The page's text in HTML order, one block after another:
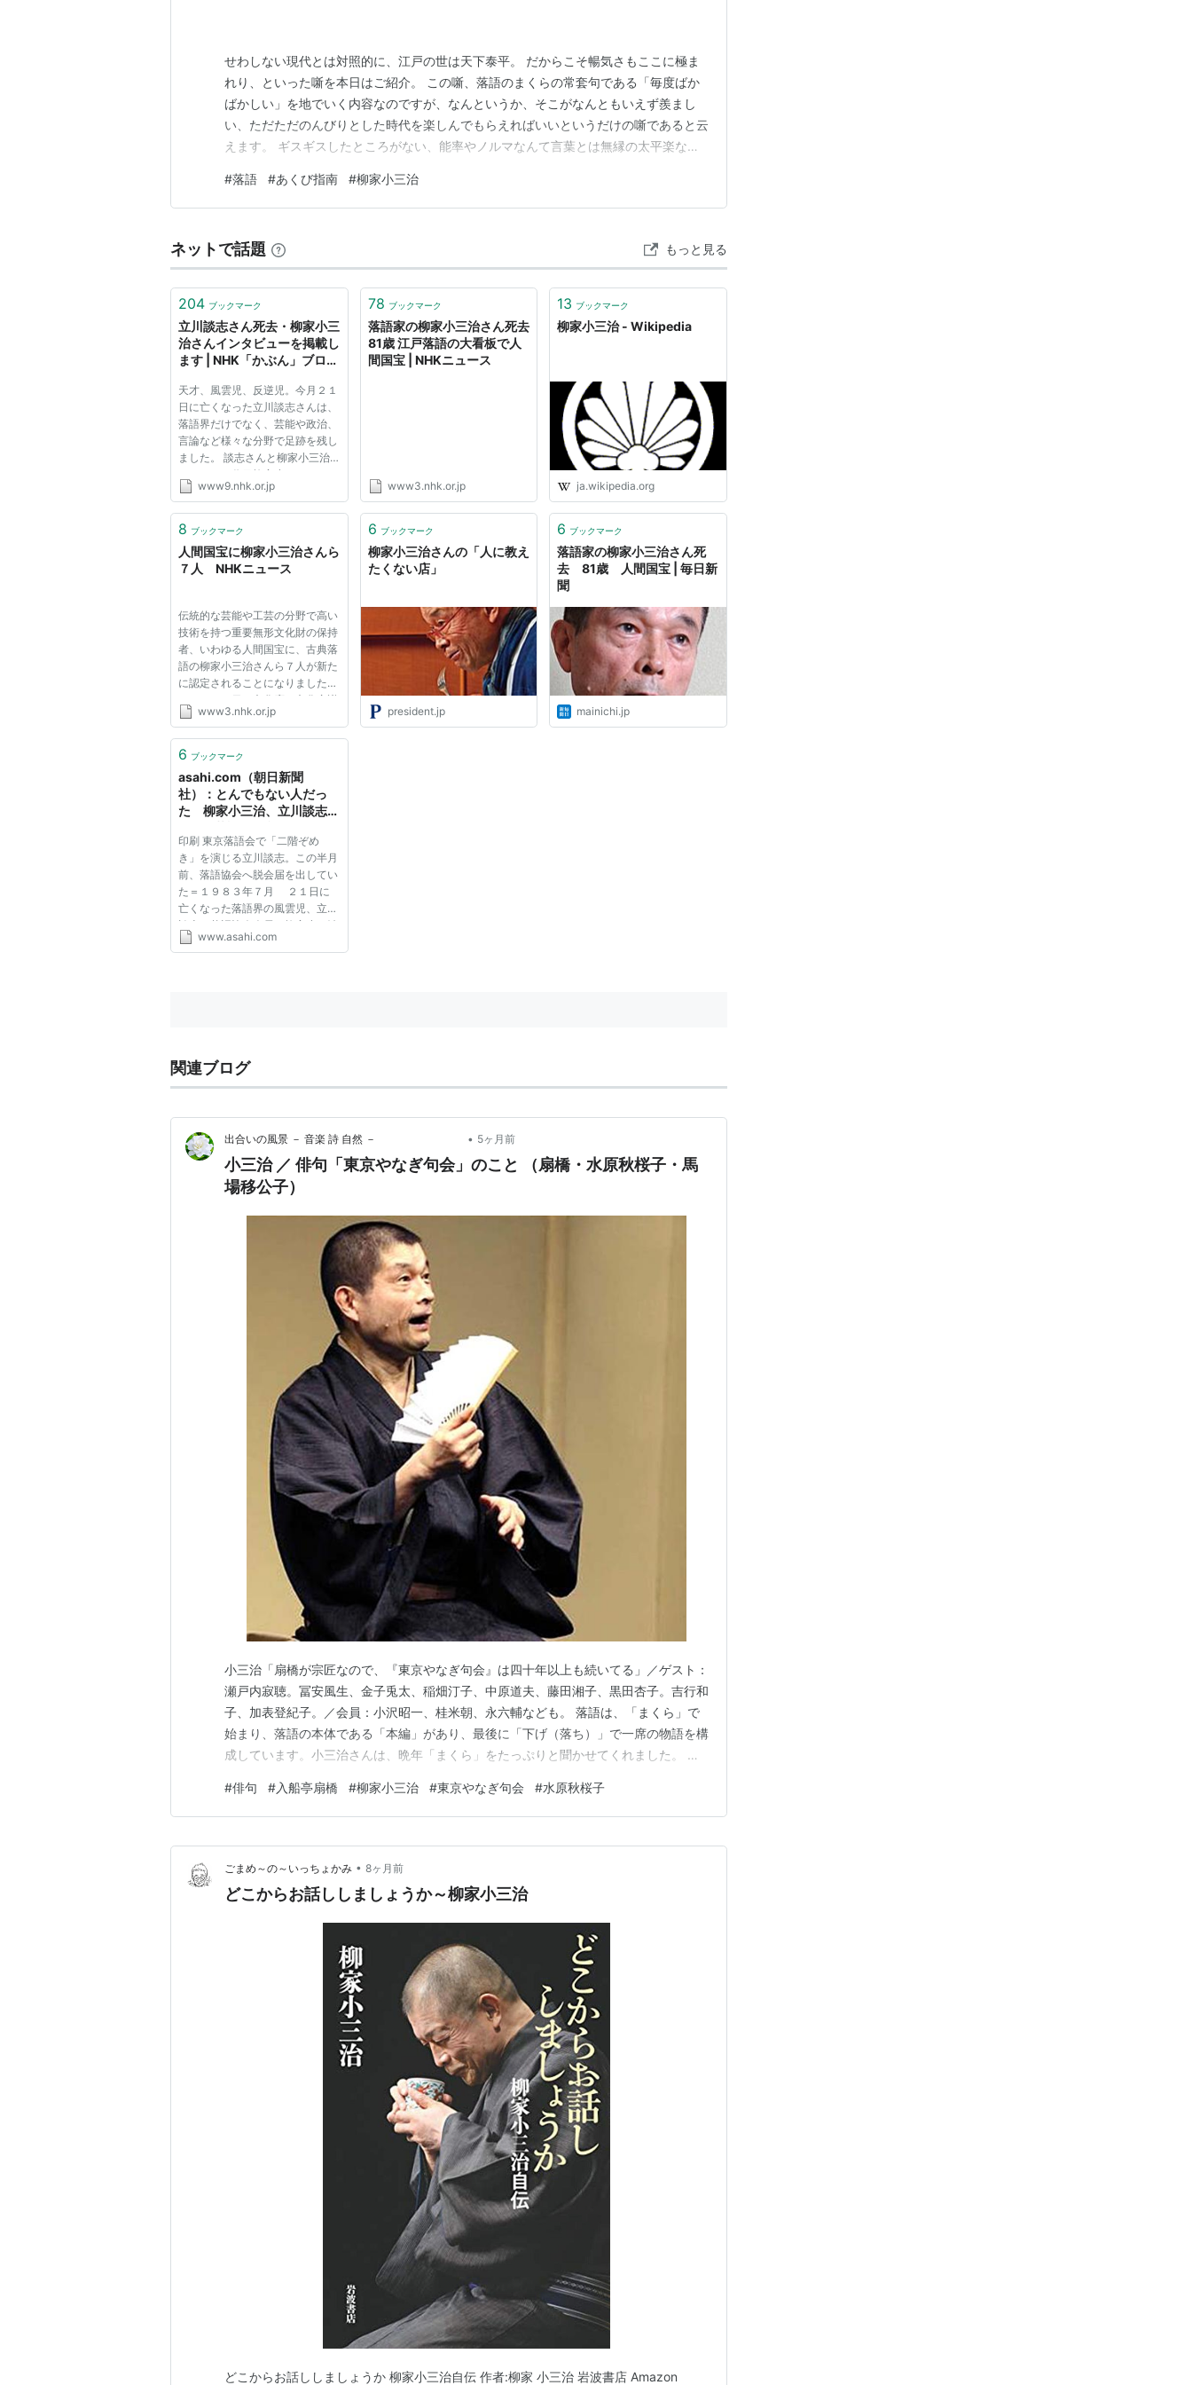
せわしない現代とは対照的に、江戸の世は天下泰平。 だからこそ暢気さもここに極ま
れり、といった噺を本日はご紹介。 この噺、落語のまくらの常套句である「毎度ばか
ばかしい」を地でいく内容なのですが、なんというか、そこがなんともいえず羨まし
い、ただただのんびりとした時代を楽しんでもらえればいいというだけの噺であると云
えます。 ギスギスしたところがない、能率やノルマなんて言葉とは無縁の太平楽な時
よりもはるかに先進的だったのかもしれません。 ◾️ あらすじ 江戸の世はいたって泰
平。町人のあいだではさまざまな稽古事が流行っていた。…
#落語 #あくび指南 #柳家小三治
ネットで話題 もっと見る
204 ブックマーク
立川談志さん死去・柳家小三
治さんインタビューを掲載し
ます | NHK「かぶん」ブロ
天才、風雲児、反逆児。今月２１
日に亡くなった立川談志さんは、
落語界だけでなく、芸能や政治、
言論など様々な分野で足跡を残し
ました。 談志さんと柳家小三治
さんとは５代目柳家小さんのもと
で修行を積んだ兄弟弟子でした。
匠と対立、小さんに破門され落語
www9.nhk.or.jp
78 ブックマーク
落語家の柳家小三治さん死去
81歳 江戸落語の大看板で人
間国宝 | NHKニュース
www3.nhk.or.jp
13 ブックマーク
柳家小三治 - Wikipedia
ja.wikipedia.org
8 ブックマーク
人間国宝に柳家小三治さんら
７人 NHKニュース
伝統的な芸能や工芸の分野で高い
技術を持つ重要無形文化財の保持
者、いわゆる人間国宝に、古典落
語の柳家小三治さんら７人が新た
に認定されることになりました。
これは１８日、文化庁の文化審議
会が下村文部科学大臣に答申した
定されるのは、古典落語の柳家小
www3.nhk.or.jp
6 ブックマーク
柳家小三治さんの「人に教え
たくない店」
president.jp
6 ブックマーク
落語家の柳家小三治さん死
去 81歳 人間国宝 | 毎日新
聞
mainichi.jp
6 ブックマーク
asahi.com（朝日新聞
社）：とんでもない人だっ
た 柳家小三治、立川談志を
印刷 東京落語会で「二階ぞめ
き」を演じる立川談志。この半月
前、落語協会へ脱会届を出してい
た＝１９８３年７月 ２１日に
亡くなった落語界の風雲児、立川
談志。落語協会会長の柳家小三治
は、協会を出ていった元兄弟子を
www.asahi.com
関連ブログ
出合いの風景 － 音楽 詩 自然 － • 5ヶ月前
小三治 ／ 俳句「東京やなぎ句会」のこと （扇橋・水原秋桜子・馬
場移公子）
小三治「扇橋が宗匠なので、『東京やなぎ句会』は四十年以上も続いてる」／ゲスト：
瀬戸内寂聴。冨安風生、金子兎太、稲畑汀子、中原道夫、藤田湘子、黒田杏子。吉行和
子、加表登紀子。／会員：小沢昭一、桂米朝、永六輔なども。 落語は、「まくら」で
始まり、落語の本体である「本編」があり、最後に「下げ（落ち）」で一席の物語を構
成しています。小三治さんは、晩年「まくら」をたっぷりと聞かせてくれました。 こ
落語を見ていたら、小三治さんの落語がたくさんアップされているではないですか。そ
こで、いくつか聞いてみました。「まくら」をたっぷ…
#俳句 #入船亭扇橋 #柳家小三治 #東京やなぎ句会 #水原秋桜子
ごまめ～の～いっちょかみ • 8ヶ月前
どこからお話ししましょうか～柳家小三治
どこからお話ししましょうか 柳家小三治自伝 作者:柳家 小三治 岩波書店 Amazon